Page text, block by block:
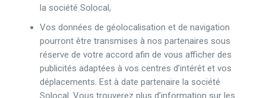
la société Solocal,
Vos données de géolocalisation et de navigation
pourront être transmises à nos partenaires sous
réserve de votre accord afin de vous afficher des
publicités adaptées à vos centres d’intérêt et vos
déplacements. Est à date partenaire la société
Solocal. Vous trouverez plus d’information sur les